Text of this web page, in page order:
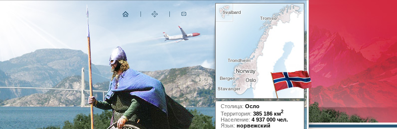
Столица: Осло
Территория: 385 186 км2
Население: 4 937 000 чел.
Язык: норвежский